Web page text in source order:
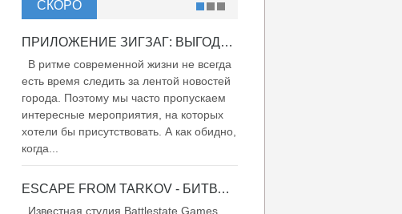
СКОРО
ПРИЛОЖЕНИЕ ЗИГЗАГ: ВЫГОДНО ВДВОЙНЕ!
В ритме современной жизни не всегда
есть время следить за лентой новостей
города. Поэтому мы часто пропускаем
интересные мероприятия, на которых
хотели бы присутствовать. А как обидно,
когда...
ESCAPE FROM TARKOV - БИТВА ЗА ТАРКОВ
Известная студия Battlestate Games